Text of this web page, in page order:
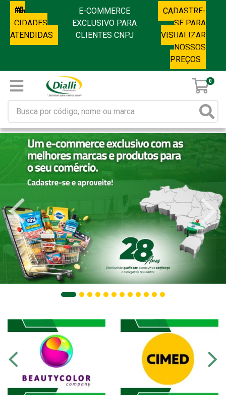
CIDADES
ATENDIDAS
E-COMMERCE
EXCLUSIVO PARA
CLIENTES CNPJ
CADASTRE-
SE PARA
VISUALIZAR
NOSSOS
PREÇOS
0